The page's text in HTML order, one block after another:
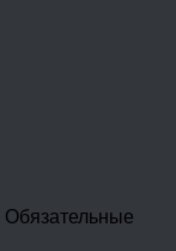
Обязательные